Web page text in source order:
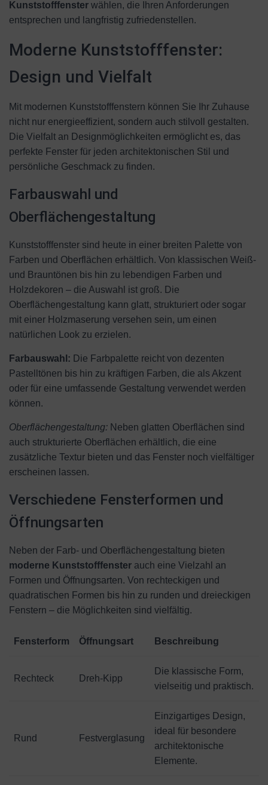
Kunststofffenster wählen, die Ihren Anforderungen
entsprechen und langfristig zufriedenstellen.
Moderne Kunststofffenster:
Design und Vielfalt
Mit modernen Kunststofffenstern können Sie Ihr Zuhause
nicht nur energieeffizient, sondern auch stilvoll gestalten.
Die Vielfalt an Designmöglichkeiten ermöglicht es, das
perfekte Fenster für jeden architektonischen Stil und
persönliche Geschmack zu finden.
Farbauswahl und
Oberflächengestaltung
Kunststofffenster sind heute in einer breiten Palette von
Farben und Oberflächen erhältlich. Von klassischen Weiß-
und Brauntönen bis hin zu lebendigen Farben und
Holzdekoren – die Auswahl ist groß. Die
Oberflächengestaltung kann glatt, strukturiert oder sogar
mit einer Holzmaserung versehen sein, um einen
natürlichen Look zu erzielen.
Farbauswahl: Die Farbpalette reicht von dezenten
Pastelltönen bis hin zu kräftigen Farben, die als Akzent
oder für eine umfassende Gestaltung verwendet werden
können.
Oberflächengestaltung: Neben glatten Oberflächen sind
auch strukturierte Oberflächen erhältlich, die eine
zusätzliche Textur bieten und das Fenster noch vielfältiger
erscheinen lassen.
Verschiedene Fensterformen und
Öffnungsarten
Neben der Farb- und Oberflächengestaltung bieten
moderne Kunststofffenster auch eine Vielzahl an
Formen und Öffnungsarten. Von rechteckigen und
quadratischen Formen bis hin zu runden und dreieckigen
Fenstern – die Möglichkeiten sind vielfältig.
Fensterform Öffnungsart Beschreibung
Rechteck Dreh-Kipp
Die klassische Form,
vielseitig und praktisch.
Rund Festverglasung
Einzigartiges Design,
ideal für besondere
architektonische
Elemente.